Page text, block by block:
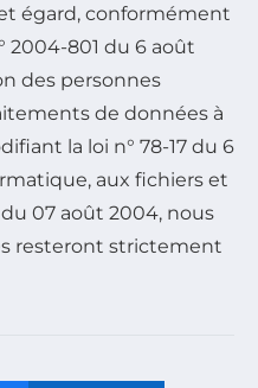
égard, conformément
2004-801 du 6 août
des personnes
de données à
la loi n° 78-17 du 6
aux fichiers et
07 août 2004, nous
resteront strictement